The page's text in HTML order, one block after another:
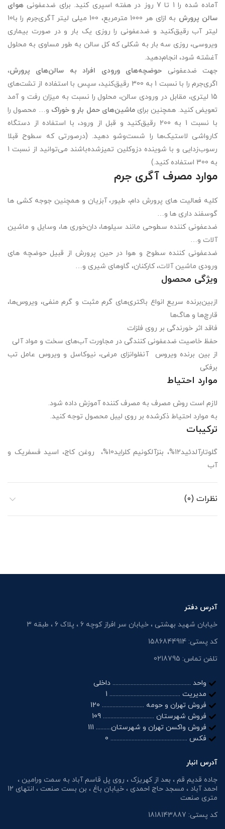
آماده شده را 1 تا 7 روز در هفته اسپری کنید. برای ضدعفونی
هوای
سالن پرورش
به ازای هر 1000 مترمربع، 100 میلی لیتر آگری‌جرم را با10
لیتر آب رقیق‌کنید و ضدعفونی را روزی یک بار و در صورت بیماری
ویروسی، روزی سه بار به شکلی که کل سالن به طور مساوی به محلول
آغشته شود، انجام‌دهید.
جهت ضدعفونی حوضچه‌های ورودی افراد به سالن‌های پرورش،
اگری‌جرم را با نسبت 1 به 300 رقیق‌کنید، سپس با استفاده از تشت‌های
15 لیتری، مقابل در ورودی سالن، محلول را نسبت به میزان رفت و آمد
تعویض کنید. همچنین برایماشین‌های حمل بار و خوراک و… محصول را
با نسبت 1 به 200 رقیق‌کنید و قبل از ورود، با استفاده از دستگاه
کارواشی لاستیک‌ها را شست‌وشو دهید. (درصورتی که سطوح قبلا
رسوب‌زدایی و با شوینده دزوکلین تمیزشده‌باشند می‌توانید از نسبت 1
به 300 استفاده کنید.)
موارد مصرف آگری جرم
کلیه فعالیت های پرورش دام، طیور، آبزیان و همچنین جوجه کشی ها
گوسفند داری ها و…
ضدعفونی کننده سطوحی مانند سیلوها، دان‌خوری ها، وسایل و ماشین
آلات و…
ضدعفونی کننده سطوح و هوا در حین پرورش از قبیل حوضچه های
ورودی ماشین آلات، کارکنان، گاوهای شیری و…
ویژگی محصول
ازبین‌برنده سریع انواع باکتری‌های گرم مثبت و گرم منفی، ویروس‌ها،
قارچ‌ها و هاگ‌ها
فاقد اثر خورندگی بر روی فلزات
حفظ خاصیت ضدعفونی کنندگی در مجاورت آب‌های سخت و مواد آلی
از بین برنده ویروس آنفلوانزای مرغی، نیوکاسل و ویروس عامل تب
برفکی
موارد احتیاط
لازم است روش مصرف به مصرف کننده آموزش داده شود.
به موارد احتیاط ذکرشده بر روی لیبل محصول توجه کنید.
ترکیبات
گلوتارآلدئید12%، بنزآلکونیم کلراید10%، روغن کاج، اسید فسفریک و
آب
نظرات (0)
آدرس دفتر
خیابان شهید بهشتی ، خیابان سر افراز کوچه 6 ، پلاک 6 ، طبقه 3
کد پستی: 1586844914
تلفن تماس: 0218795
واحد .................................................... داخلی
مدیریت ............................................... 1
فروش تهران و حومه ............................ 120
فروش شهرستان .................................. 109
فروش واکسن تهران و شهرستان.......... 111
فکس ................................................... 0
آدرس انبار
جاده قدیم قم ، بعد از کهریزک ، روی پل قاسم آباد به سمت ورامین ،
احمد آباد ، مسجد حاج احمدی ، خیابان باغ ، بن بست صنعت ، انتهای 12
متری صنعت
کد پستی: 1818143887